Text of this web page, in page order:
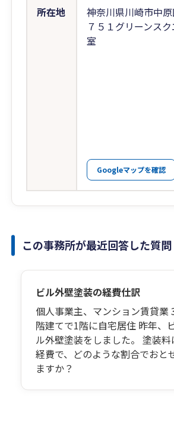
所在地
神奈川県川崎市中
７５１グリーンス
室
Googleマップを確認
この事務所が最近回答した質問
ビル外壁塗装の経費仕訳
個人事業主、マンション賃貸業
階建てで1階に自宅居住 昨年、
ル外壁塗装をしました。 塗装料
経費で、どのような割合でおと
ますか？